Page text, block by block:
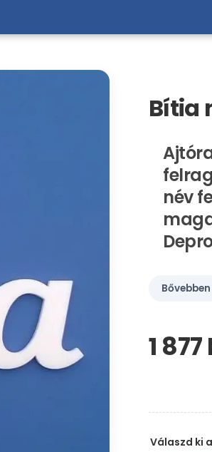
Bítia
név
Bővebben
Kérem,
hagyja
1 877
Válaszd ki